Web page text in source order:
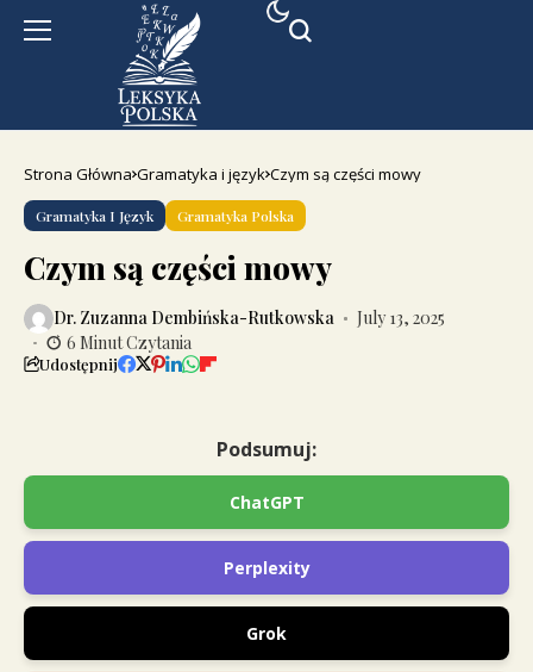
Strona Główna Gramatyka i język Czym są części mowy
Gramatyka I Język Gramatyka Polska
Czym są części mowy
Dr. Zuzanna Dembińska-Rutkowska
July 13, 2025
6 Minut Czytania
Udostępnij
Podsumuj:
ChatGPT
Perplexity
Grok